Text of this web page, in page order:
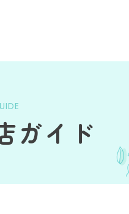
ガイド